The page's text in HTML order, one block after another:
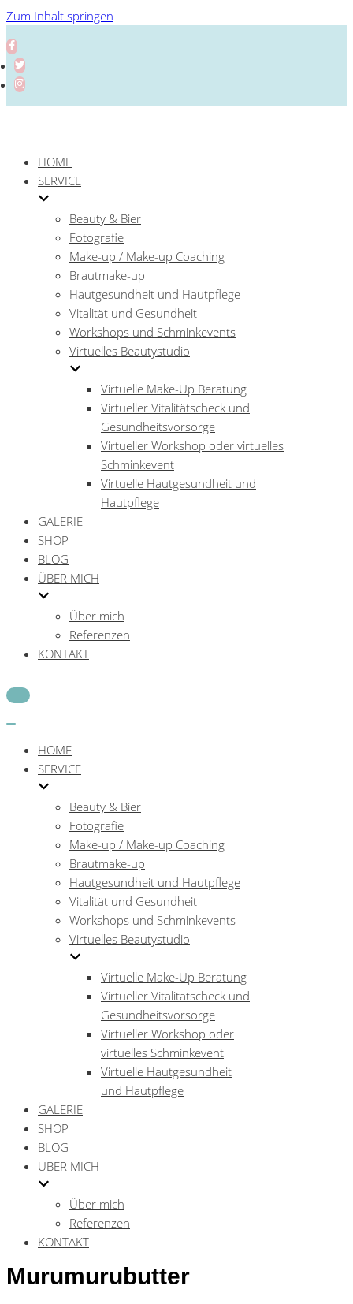
Zum Inhalt springen
HOME
SERVICE
Beauty & Bier
Fotografie
Make-up / Make-up Coaching
Brautmake-up
Hautgesundheit und Hautpflege
Vitalität und Gesundheit
Workshops und Schminkevents
Virtuelles Beautystudio
Virtuelle Make-Up Beratung
Virtueller Vitalitätscheck und
Gesundheitsvorsorge
Virtueller Workshop oder virtuelles
Schminkevent
Virtuelle Hautgesundheit und
Hautpflege
GALERIE
SHOP
BLOG
ÜBER MICH
Über mich
Referenzen
KONTAKT
Navigations-
HOME
SERVICE
Beauty & Bier
Fotografie
Make-up / Make-up Coaching
Brautmake-up
Hautgesundheit und Hautpflege
Vitalität und Gesundheit
Workshops und Schminkevents
Virtuelles Beautystudio
Virtuelle Make-Up Beratung
Virtueller Vitalitätscheck und
Gesundheitsvorsorge
Virtueller Workshop oder
virtuelles Schminkevent
Virtuelle Hautgesundheit
und Hautpflege
GALERIE
SHOP
BLOG
ÜBER MICH
Über mich
Referenzen
KONTAKT
Murumurubutter